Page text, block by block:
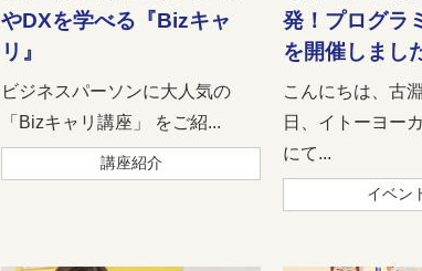
やDXを学べる『Bizキャ
リ』
ビジネスパーソンに大人気の
「Bizキャリ講座」 をご紹...
講座紹介
発！プログラ
を開催しまし
こんにちは、古
日、イトーヨー
にて...
イベン